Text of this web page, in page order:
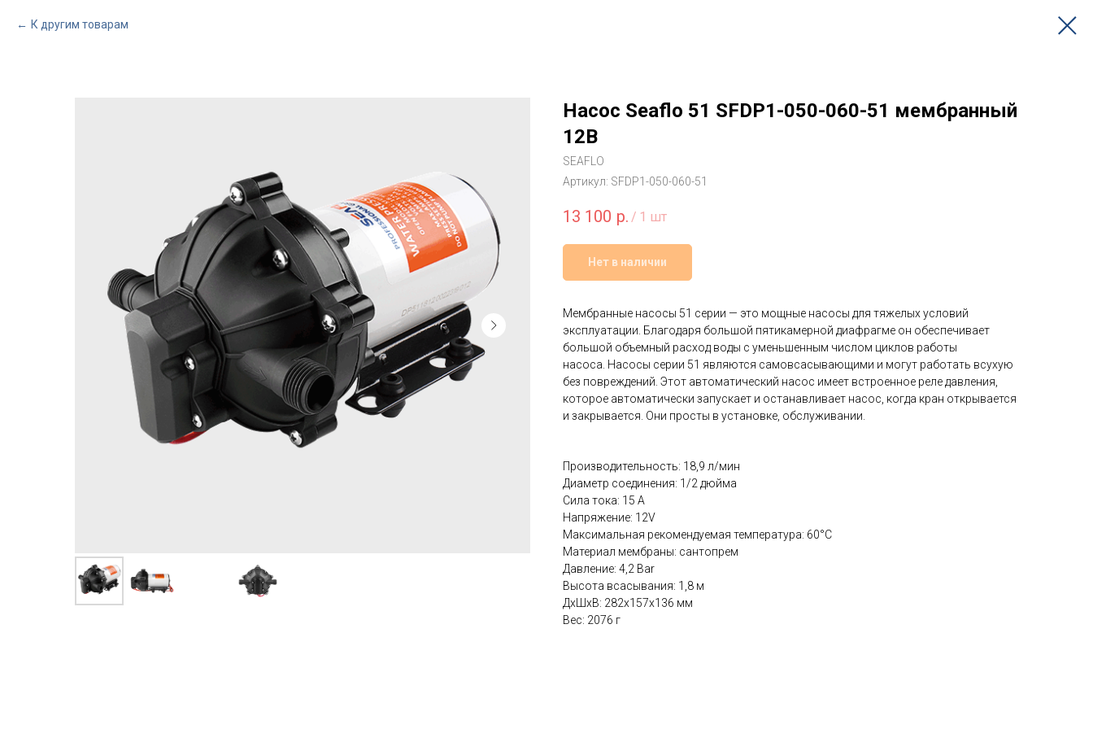
К другим товарам
Насос Seaflo 51 SFDP1-050-060-51 мембранный
12В
SEAFLO
Артикул: SFDP1-050-060-51
13 100 р. / 1 шт
Нет в наличии
Мембранные насосы 51 серии — это мощные насосы для тяжелых условий
эксплуатации. Благодаря большой пятикамерной диафрагме он обеспечивает
большой объемный расход воды с уменьшенным числом циклов работы
насоса. Насосы серии 51 являются самовсасывающими и могут работать всухую
без повреждений. Этот автоматический насос имеет встроенное реле давления,
которое автоматически запускает и останавливает насос, когда кран открывается
и закрывается. Они просты в установке, обслуживании.
Производительность: 18,9 л/мин
Диаметр соединения: 1/2 дюйма
Сила тока: 15 А
Напряжение: 12V
Максимальная рекомендуемая температура: 60°С
Материал мембраны: сантопрем
Давление: 4,2 Bar
Высота всасывания: 1,8 м
ДxШxВ: 282x157x136 мм
Вес: 2076 г